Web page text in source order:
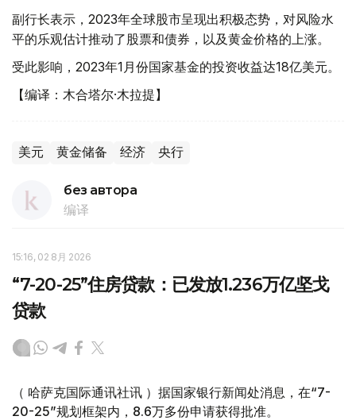
副行长表示，2023年全球股市呈现出积极态势，对风险水
平的乐观估计推动了股票和债券，以及黄金价格的上涨。
受此影响，2023年1月份国家基金的投资收益达18亿美元。
【编译：木合塔尔·木拉提】
美元 黄金储备 经济 央行
без автора
编译
15:16, 02 8月 2026
“7-20-25”住房贷款：已发放1.236万亿坚戈
贷款
（ 哈萨克国际通讯社讯 ）据国家银行新闻处消息，在“7-
20-25”规划框架内，8.6万多份申请获得批准。